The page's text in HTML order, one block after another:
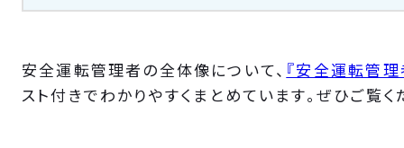
安全運転管理者の全体像について、 『安全運転管理
スト付きでわかりやすくまとめています。ぜひご覧く